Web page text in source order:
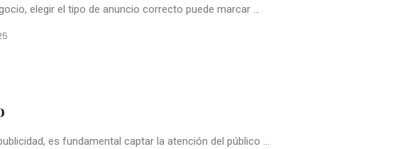
elegir el tipo de anuncio correcto puede marcar ...
es fundamental captar la atención del público ...